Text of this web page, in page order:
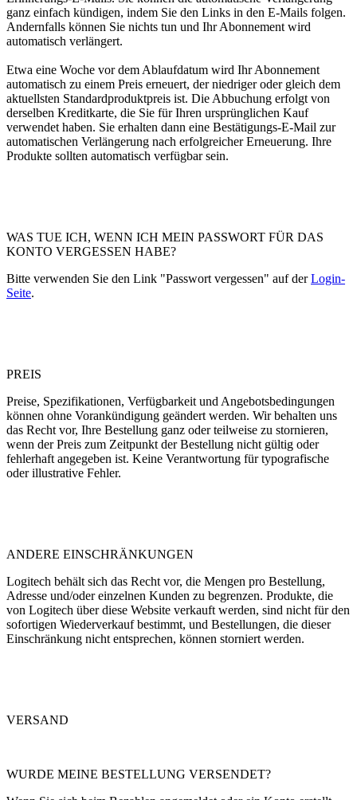
ganz einfach kündigen, indem Sie den Links in den E-Mails folgen.
Andernfalls können Sie nichts tun und Ihr Abonnement wird
automatisch verlängert.
Etwa eine Woche vor dem Ablaufdatum wird Ihr Abonnement
automatisch zu einem Preis erneuert, der niedriger oder gleich dem
aktuellsten Standardproduktpreis ist. Die Abbuchung erfolgt von
derselben Kreditkarte, die Sie für Ihren ursprünglichen Kauf
verwendet haben. Sie erhalten dann eine Bestätigungs-E-Mail zur
automatischen Verlängerung nach erfolgreicher Erneuerung. Ihre
Produkte sollten automatisch verfügbar sein.
WAS TUE ICH, WENN ICH MEIN PASSWORT FÜR DAS
KONTO VERGESSEN HABE?
Bitte verwenden Sie den Link "Passwort vergessen" auf derLogin-
Seite.
PREIS
Preise, Spezifikationen, Verfügbarkeit und Angebotsbedingungen
können ohne Vorankündigung geändert werden. Wir behalten uns
das Recht vor, Ihre Bestellung ganz oder teilweise zu stornieren,
wenn der Preis zum Zeitpunkt der Bestellung nicht gültig oder
fehlerhaft angegeben ist. Keine Verantwortung für typografische
oder illustrative Fehler.
ANDERE EINSCHRÄNKUNGEN
Logitech behält sich das Recht vor, die Mengen pro Bestellung,
Adresse und/oder einzelnen Kunden zu begrenzen. Produkte, die
von Logitech über diese Website verkauft werden, sind nicht für den
sofortigen Wiederverkauf bestimmt, und Bestellungen, die dieser
Einschränkung nicht entsprechen, können storniert werden.
VERSAND
WURDE MEINE BESTELLUNG VERSENDET?